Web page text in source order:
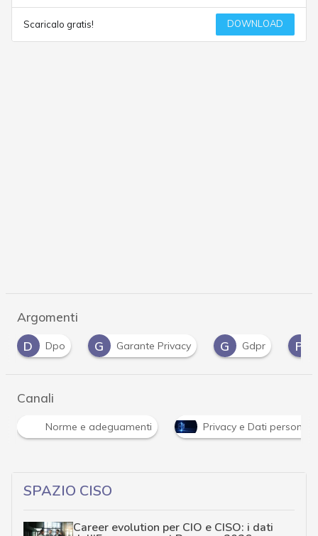
Scaricalo gratis! DOWNLOAD
Argomenti
G Garante Privacy G Gdpr P Privacy
Canali
Norme e adeguamenti Privacy e Dati personali
SPAZIO CISO
Career evolution per CIO e CISO: i dati